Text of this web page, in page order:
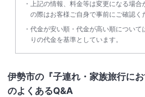
上記の情報、料金等は変更になる場
の際はお客様ご自身で事前にご確認く
代金が安い順・代金が高い順について
りの代金を基準としています。
伊勢市の『子連れ・家族旅行にお
のよくあるQ&A